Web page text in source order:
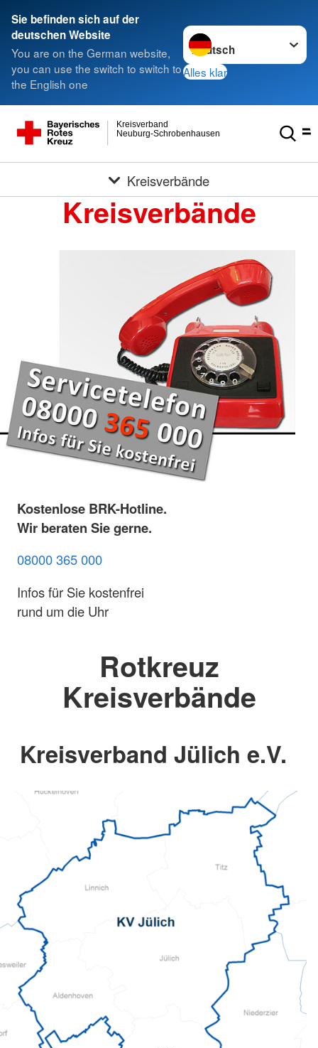
Sie befinden sich auf der
deutschen Website
You are on the German website,
you can use the switch to switch to
the English one
Sprache wechseln zu
Alles klar
Neuburg-Schrobenhausen
Kreisverband
Kreisverbände
Kreisverbände
Kostenlose BRK-Hotline.
Wir beraten Sie gerne.
08000 365 000
Infos für Sie kostenfrei
rund um die Uhr
Rotkreuz
Kreisverbände
Kreisverband Jülich e.V.